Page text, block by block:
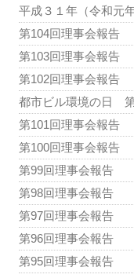
平成３１年（令和元年
第104回理事会報告
第103回理事会報告
第102回理事会報告
都市ビル環境の日
第101回理事会報告
第100回理事会報告
第99回理事会報告
第98回理事会報告
第97回理事会報告
第96回理事会報告
第95回理事会報告